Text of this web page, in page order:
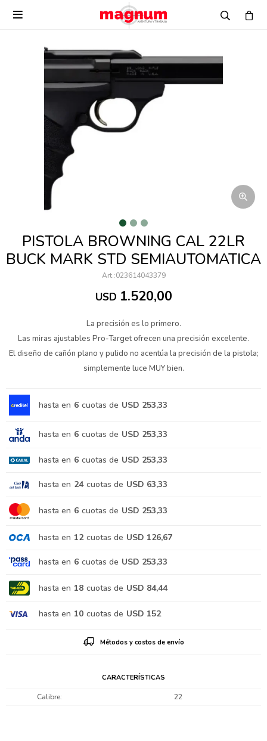

PISTOLA BROWNING CAL 22LR
BUCK MARK STD SEMIAUTOMATICA
023614043379
USD 1.520,00
La precisión es lo primero.
Las miras ajustables Pro-Target ofrecen una precisión excelente.
El diseño de cañón plano y pulido no acentúa la precisión de la pistola;
simplemente luce MUY bien.
hasta en 6 cuotas de USD 253,33
hasta en 6 cuotas de USD 253,33
hasta en 6 cuotas de USD 253,33
hasta en 24 cuotas de USD 63,33
hasta en 6 cuotas de USD 253,33
hasta en 12 cuotas de USD 126,67
hasta en 6 cuotas de USD 253,33
hasta en 18 cuotas de USD 84,44
hasta en 10 cuotas de USD 152
Métodos y costos de envío
CARACTERÍSTICAS
Calibre 22